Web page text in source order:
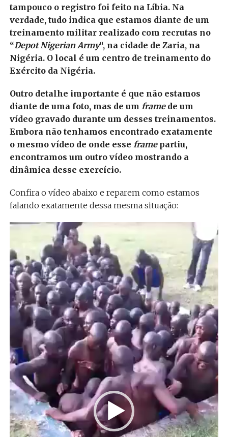
tampouco o registro foi feito na Líbia. Na
verdade, tudo indica que estamos diante de um
treinamento militar realizado com recrutas no
“Depot Nigerian Army“, na cidade de Zaria, na
Nigéria. O local é um centro de treinamento do
Exército da Nigéria.
Outro detalhe importante é que não estamos
diante de uma foto, mas de um framede um
vídeo gravado durante um desses treinamentos.
Embora não tenhamos encontrado exatamente
o mesmo vídeo de onde esse framepartiu,
encontramos um outro vídeo mostrando a
dinâmica desse exercício.
Confira o vídeo abaixo e reparem como estamos
falando exatamente dessa mesma situação:
Tocador
vídeo